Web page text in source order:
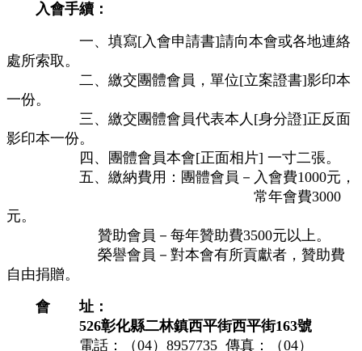
入會手續：
一、填寫[入會申請書]請向本會或各地連絡
處所索取。
二、繳交團體會員，單位[立案證書]影印本
一份。
三、繳交團體會員代表本人[身分證]正反面
影印本一份。
四、團體會員本會[正面相片] 一寸二張。
五、繳納費用：團體會員－入會費1000元，
常年會費3000
元。
贊助會員－每年贊助費3500元以上。
榮譽會員－對本會有所貢獻者，贊助費
自由捐贈。
會 址：
526彰化縣二林鎮西平街西平街163號
電話：（04）8957735 傳真：（04）